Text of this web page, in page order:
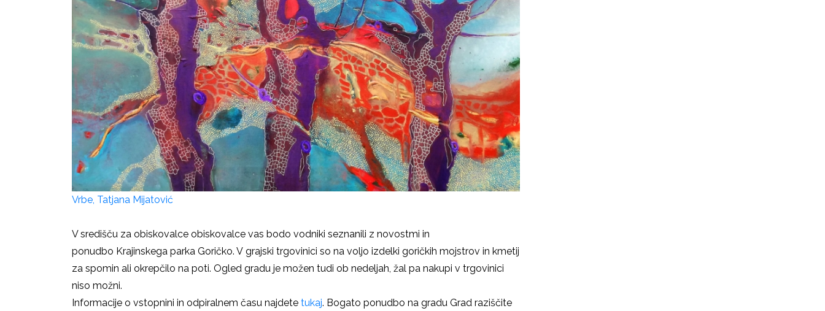
Vrbe, Tatjana Mijatović
V središču za obiskovalce obiskovalce vas bodo vodniki seznanili z novostmi in
ponudbo Krajinskega parka Goričko. V grajski trgovinici so na voljo izdelki goričkih mojstrov in kmetij
za spomin ali okrepčilo na poti. Ogled gradu je možen tudi ob nedeljah, žal pa nakupi v trgovinici
niso možni.
Informacije o vstopnini in odpiralnem času najdete tukaj. Bogato ponudbo na gradu Grad raziščite